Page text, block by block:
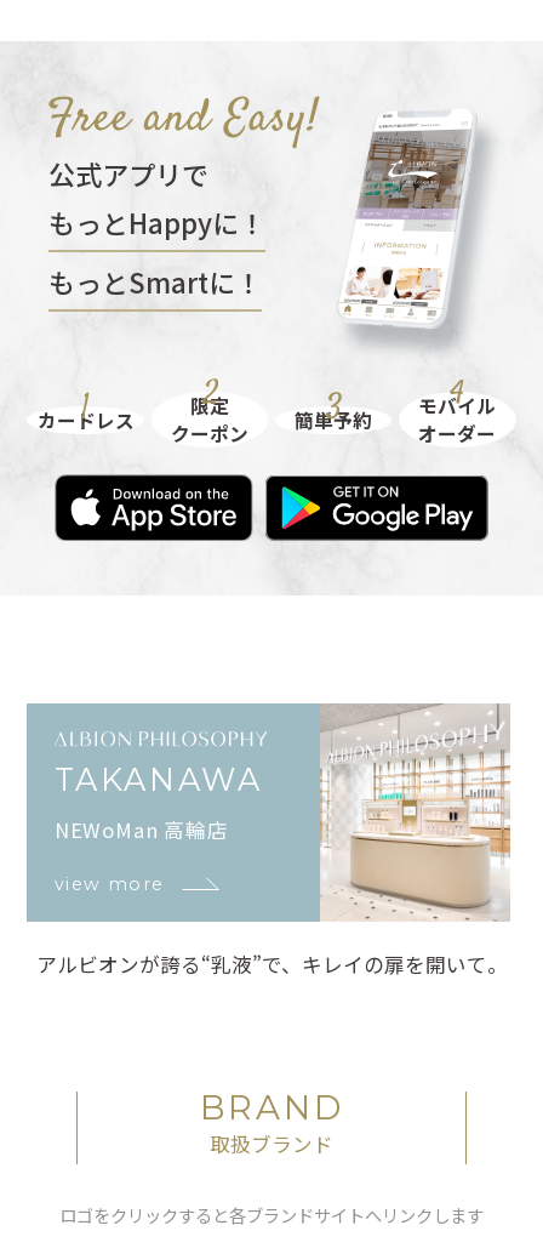
公式アプリで
もっとHappyに！
もっとSmartに！
カードレス
限定
クーポン
簡単予約
モバイル
オーダー
TAKANAWA
NEWoMan 高輪店
view more
アルビオンが誇る“乳液”で、キレイの扉を開いて。
BRAND
取扱ブランド
ロゴをクリックすると各ブランドサイトへリンクします